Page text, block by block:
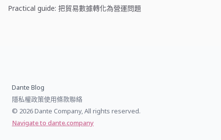
Practical guide: 把貿易數據轉化為營運問題
Dante Blog
隱私權政策使用條款聯絡
© 2026 Dante Company, All rights reserved.
Navigate to dante.company